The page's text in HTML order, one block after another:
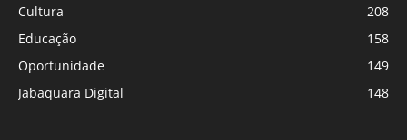
Cultura
208
Educação
158
Oportunidade
149
Jabaquara Digital
148